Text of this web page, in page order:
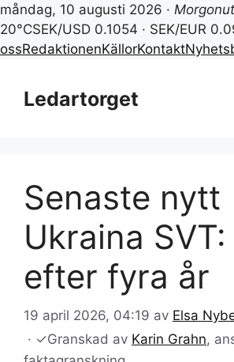
måndag, 10 augusti 2026 ·
20°CSEK/USD 0.1054 · SEK/EUR
ossRedaktionenKällorKontakt
innehållLedartorget
Senaste nytt
Ukraina
efter fyra år
19 april 2026, 04:19 av Elsa
· ✓Granskad av Karin Grahn,